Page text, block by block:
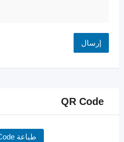
QR Code
طباعة QR Code